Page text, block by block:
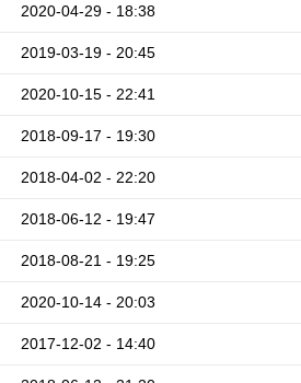
2020-04-29 - 18:38
2019-03-19 - 20:45
2020-10-15 - 22:41
2018-09-17 - 19:30
2018-04-02 - 22:20
2018-06-12 - 19:47
2018-08-21 - 19:25
2020-10-14 - 20:03
2017-12-02 - 14:40